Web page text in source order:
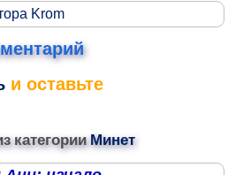
Krom
и оставьте
категорииМинет